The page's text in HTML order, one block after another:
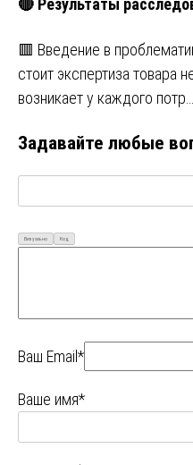
🔴 Результаты
🟥 Введение в
стоит экспертиза товара
возникает у каждого потр…
Задавайте любые
Визуально Код
Ваш Email*
Ваше имя*